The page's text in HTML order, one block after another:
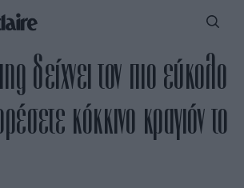
δείχνει τον πιο εύκολο
κόκκινο κραγιόν το